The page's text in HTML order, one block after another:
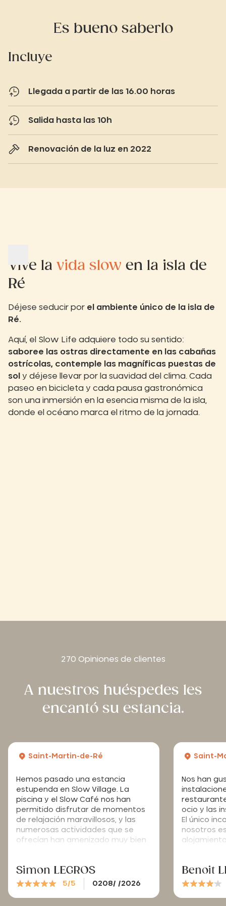
Es bueno saberlo
Incluye
Llegada a partir de las 16.00 horas
Salida hasta las 10h
Renovación de la luz en 2022
Vive la vida slow en la isla de
Ré
Déjese seducir por el ambiente único de la isla de
Ré.
Aquí, el Slow Life adquiere todo su sentido:
saboree las ostras directamente en las cabañas
ostrícolas, contemple las magníficas puestas de
sol y déjese llevar por la suavidad del clima. Cada
paseo en bicicleta y cada pausa gastronómica
son una inmersión en la esencia misma de la isla,
donde el océano marca el ritmo de la jornada.
270 Opiniones de clientes
A nuestros huéspedes les
encantó su estancia.
Saint-Martin-de-Ré
Hemos pasado una estancia
estupenda en Slow Village. La
piscina y el Slow Café nos han
permitido disfrutar de momentos
de relajación maravillosos, y las
numerosas actividades que se
ofrecían han amenizado muy bien
brunch y una sesión de yoga en
familia que nos han encantado.
Mención especial para la actividad
Simon LEGROS
5/5 0208/ /2026
Saint-
Nos han
ocio y las
El único
nosotros
Benoit